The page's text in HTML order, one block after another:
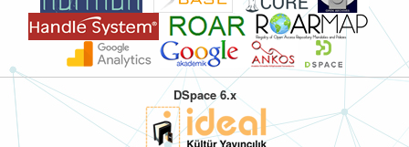
DSpace 6.x